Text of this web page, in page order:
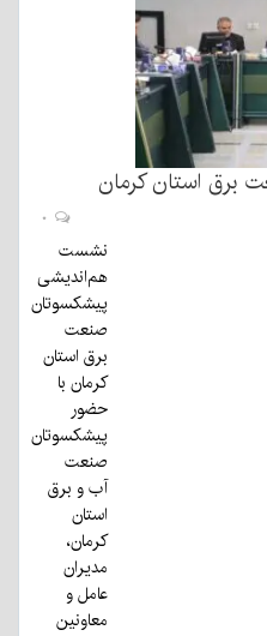
برق استان کرمان
نشست
هم‌اندیشی
پیشکسوتان
صنعت
برق استان
کرمان با
حضور
پیشکسوتان
صنعت
آب و برق
استان
کرمان،
مدیران
عامل و
معاونین